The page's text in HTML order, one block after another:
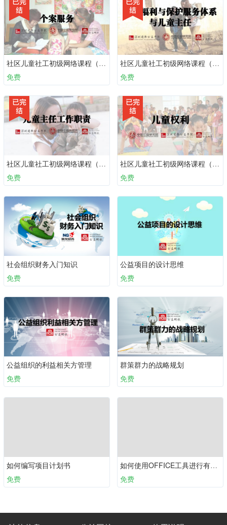
社区儿童社工初级网络课程（必备十课）：第五课 儿童个案工作
免费
社区儿童社工初级网络课程（必备十课）：第一课 儿童福利与保护服务体系与儿童主任
免费
社区儿童社工初级网络课程（必备十课）：第四课 儿童主任工作职责
免费
社区儿童社工初级网络课程（必备十课）：第二课 儿童权利
免费
社会组织财务入门知识
免费
公益项目的设计思维
免费
公益组织的利益相关方管理
免费
群策群力的战略规划
免费
如何编写项目计划书
免费
如何使用OFFICE工具进行有效表达？（上）
免费